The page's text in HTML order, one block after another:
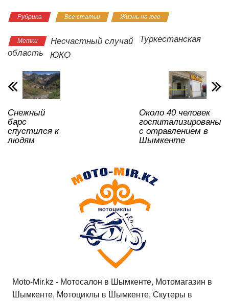
at
s
A
p
p
c
e
b
o
o
k
tt
er
n
o
e
gr
.R
u
а
и
ть
Рубрика Все статьи Жизнь на юге
Метки Несчастный случай
Туркестанская
область
ЮКО
Снежный
барс
спустился к
людям
Около 40 человек
госпитализированы
с отравлением в
Шымкенте
Moto-Mir.kz - Мотосалон в Шымкенте, Мотомагазин в
Шымкенте, Мотоциклы в Шымкенте, Скутеры в